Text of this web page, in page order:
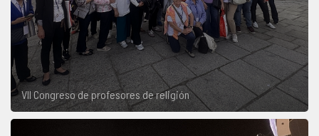
VII Congreso de profesores de religión